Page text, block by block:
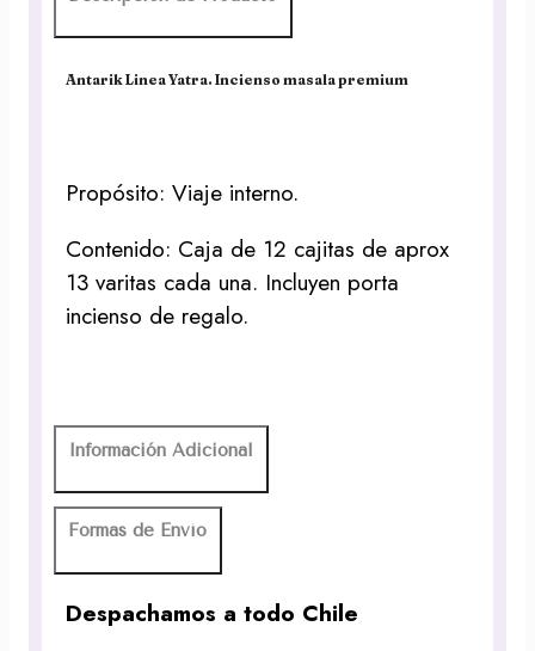
Antarik Linea Yatra. Incienso masala premium
Propósito: Viaje interno.
Contenido: Caja de 12 cajitas de aprox
13 varitas cada una. Incluyen porta
incienso de regalo.
Información Adicional
Formas de Envío
Despachamos a todo Chile